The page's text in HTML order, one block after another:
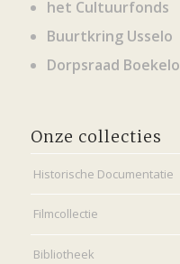
het Cultuurfonds
Buurtkring Usselo
Dorpsraad Boekelo
Onze collecties
Historische Documentatie
Filmcollectie
Bibliotheek